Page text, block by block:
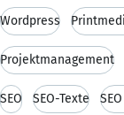
Wordpress
Projektmanagement
SEO SEO-Texte